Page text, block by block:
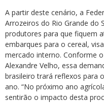
A partir deste cenário, a
Arrozeiros do Rio Grande do
produtores para que fiquem
embarques para o cereal,
mercado interno. Conforme
Alexandre Velho, essa
brasileiro trará reflexos para
ano. “No próximo ano
sentirão o impacto desta